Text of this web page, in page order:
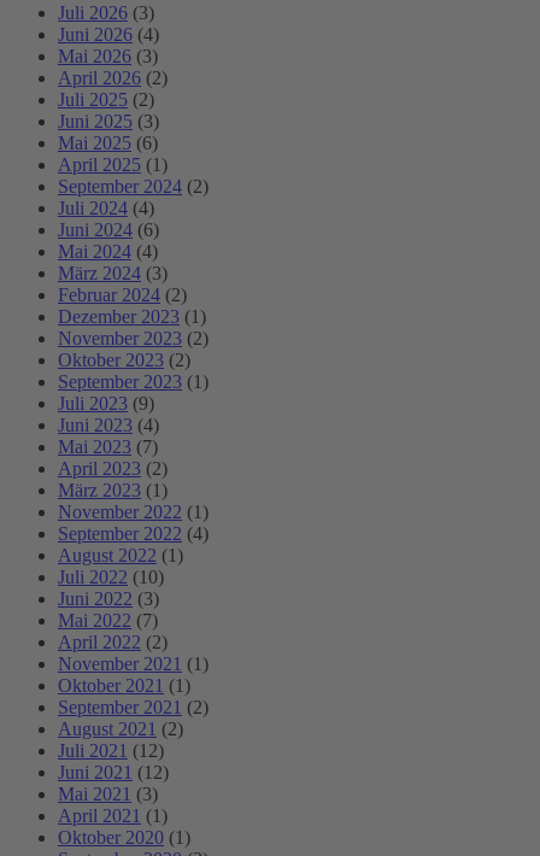
Juli 2026 (3)
Juni 2026 (4)
Mai 2026 (3)
April 2026 (2)
Juli 2025 (2)
Juni 2025 (3)
Mai 2025 (6)
April 2025 (1)
September 2024 (2)
Juli 2024 (4)
Juni 2024 (6)
Mai 2024 (4)
März 2024 (3)
Februar 2024 (2)
Dezember 2023 (1)
November 2023 (2)
Oktober 2023 (2)
September 2023 (1)
Juli 2023 (9)
Juni 2023 (4)
Mai 2023 (7)
April 2023 (2)
März 2023 (1)
November 2022 (1)
September 2022 (4)
August 2022 (1)
Juli 2022 (10)
Juni 2022 (3)
Mai 2022 (7)
April 2022 (2)
November 2021 (1)
Oktober 2021 (1)
September 2021 (2)
August 2021 (2)
Juli 2021 (12)
Juni 2021 (12)
Mai 2021 (3)
April 2021 (1)
Oktober 2020 (1)